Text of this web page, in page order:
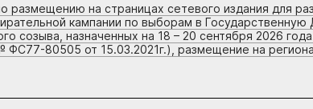
размещению на страницах сетевого издания для
кампании по выборам в Государственную
созыва, назначенных на 18 – 20 сентября 2026
80505 от 15.03.2021г.), размещение на